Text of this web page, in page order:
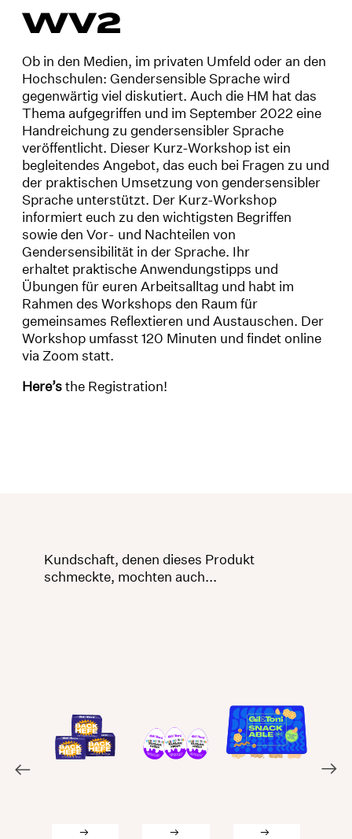
WV2
Ob in den Medien, im privaten Umfeld oder an den
Hochschulen: Gendersensible Sprache wird
gegenwärtig viel diskutiert. Auch die HM hat das
Thema aufgegriffen und im September 2022 eine
Handreichung zu gendersensibler Sprache
veröffentlicht. Dieser Kurz-Workshop ist ein
begleitendes Angebot, das euch bei Fragen zu und
der praktischen Umsetzung von gendersensibler
Sprache unterstützt. Der Kurz-Workshop
informiert euch zu den wichtigsten Begriffen
sowie den Vor- und Nachteilen von
Gendersensibilität in der Sprache. Ihr
erhaltet praktische Anwendungstipps und
Übungen für euren Arbeitsalltag und habt im
Rahmen des Workshops den Raum für
gemeinsames Reflextieren und Austauschen. Der
Workshop umfasst 120 Minuten und findet online
via Zoom statt.
Here’sthe Registration!
Kundschaft, denen dieses Produkt
schmeckte, mochten auch...